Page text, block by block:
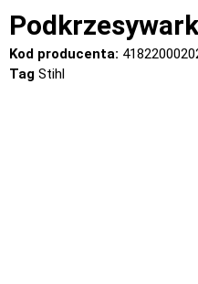
Kod producenta:
Tag Stihl